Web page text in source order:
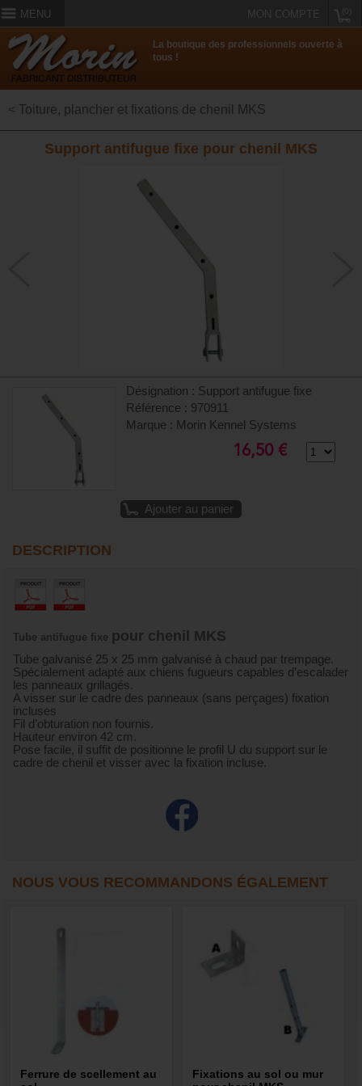
MENU MON COMPTE
La boutique des professionnels ouverte à
tous !
< Toiture, plancher et fixations de chenil MKS
Support antifugue fixe pour chenil MKS
Désignation : Support antifugue fixe
Référence : 970911
Marque : Morin Kennel Systems
16,50 €
Ajouter au panier
DESCRIPTION
Tube antifugue fixe pour chenil MKS
Tube galvanisé 25 x 25 mm galvanisé à chaud par trempage.
Spécialement adapté aux chiens fugueurs capables d’escalader
les panneaux grillagés.
A visser sur le cadre des panneaux (sans perçages) fixation
incluses
Fil d’obturation non fournis.
Hauteur environ 42 cm.
Pose facile, il suffit de positionne le profil U du support sur le
cadre de chenil et visser avec la fixation incluse.
NOUS VOUS RECOMMANDONS ÉGALEMENT
Ferrure de scellement au
Fixations au sol ou mur